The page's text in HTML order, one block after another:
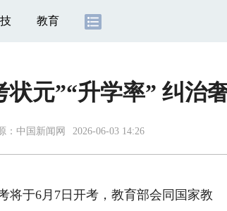
教育
元”“升学率” 纠治
： 中国新闻网 2026-06-03 14:26
于6月7日开考，教育部会同国家教